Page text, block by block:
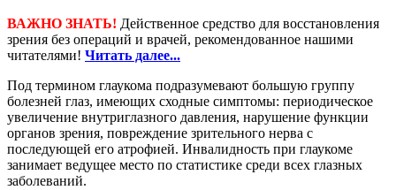
ВАЖНО ЗНАТЬ! Действенное средство для восстановления
зрения без операций и врачей, рекомендованное нашими
читателями! Читать далее...
Под термином глаукома подразумевают большую группу
болезней глаз, имеющих сходные симптомы: периодическое
увеличение внутриглазного давления, нарушение функции
органов зрения, повреждение зрительного нерва с
последующей его атрофией. Инвалидность при глаукоме
занимает ведущее место по статистике среди всех глазных
заболеваний.